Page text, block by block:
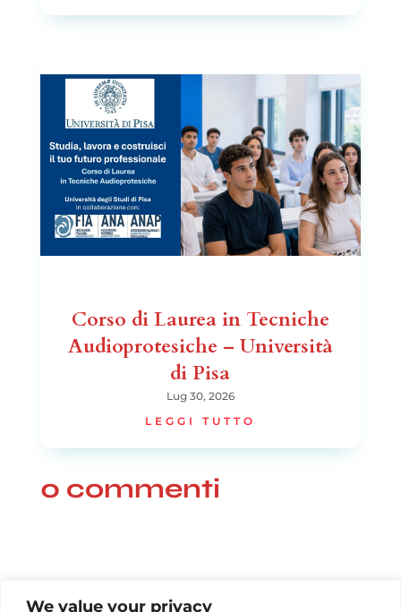
We value your privacy
Corso di Laurea in Tecniche
Audioprotesiche – Università
di Pisa
Lug 30, 2026
LEGGI TUTTO
0 commenti